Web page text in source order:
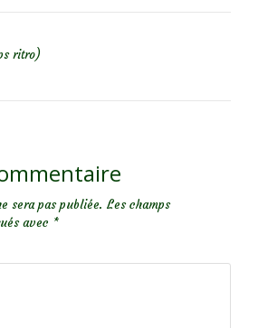
ritro)
sera pas publiée. Les champs
avec *